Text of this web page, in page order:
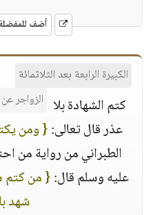
أضف للمفضلة
الكبيرة الرابعة بعد الثلاثمائة
الزواجر كتم الشهادة بلا
عذر قال تعالى:{ ومن
الطبراني من رواية من
عليه وسلم قال:{ من كتم
شهد